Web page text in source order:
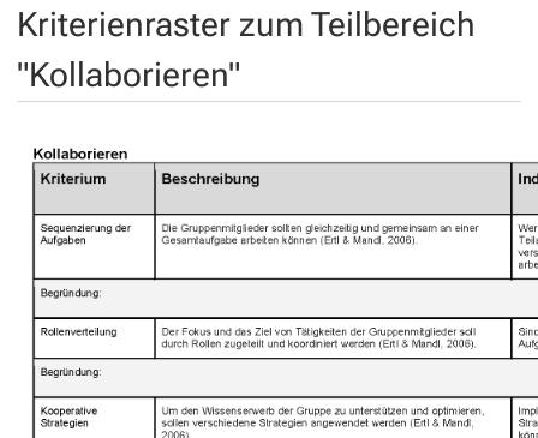
Kriterienraster zum Teilbereich
"Kollaborieren"